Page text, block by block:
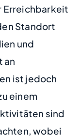
Erreichbarkeit
Standort
und
an
ist jedoch
einem
sind
wobei